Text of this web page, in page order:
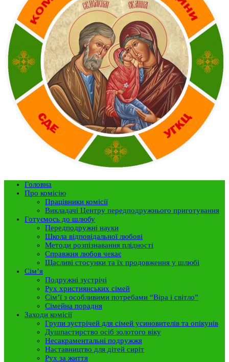
Головна
Про комісію
Працівники комісії
Викладачі Центру передподружнього приготування
Готуємось до шлюбу
Передподружні науки
Школа відповідальної любові
Методи розпізнавання плідності
Справжня любов чекає
Щасливі стосунки та їх продовження у шлюбі
Сім’я
Подружні зустрічі
Рух християнських сімей
Сім’ї з особливими потребами “Віра і світло”
Сімейна порадня
Заходи комісії
Групи зустрічей для сімей усиновителів та опікунів
Душпастирство осіб золотого віку
Несакраментальні подружжя
Наставництво для дітей сиріт
Рух за життя